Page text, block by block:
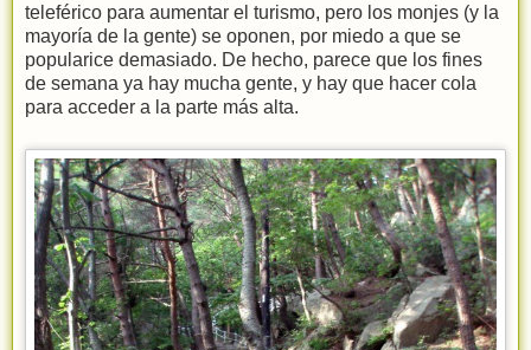
teleférico para aumentar el turismo, pero los monjes (y la
mayoría de la gente) se oponen, por miedo a que se
popularice demasiado. De hecho, parece que los fines
de semana ya hay mucha gente, y hay que hacer cola
para acceder a la parte más alta.